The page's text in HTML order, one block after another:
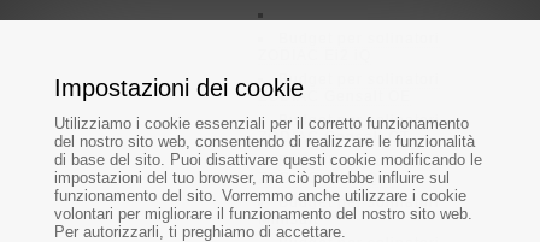
Budget per solinatori
ZODIAC Gensalt OE
Budget per solinatori
ZODIAC Gensalt OT
Budget per solinatori
ZODIAC eXO iQ R
Budget per solinatori
Minisalt
Impostazioni dei cookie
Utilizziamo i cookie essenziali per il corretto funzionamento
del nostro sito web, consentendo di realizzare le funzionalità
di base del sito. Puoi disattivare questi cookie modificando le
impostazioni del tuo browser, ma ciò potrebbe influire sul
funzionamento del sito. Vorremmo anche utilizzare i cookie
volontari per migliorare il funzionamento del nostro sito web.
Per autorizzarli, ti preghiamo di accettare.